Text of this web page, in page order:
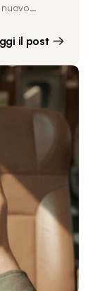
di
e come
come
di
il post